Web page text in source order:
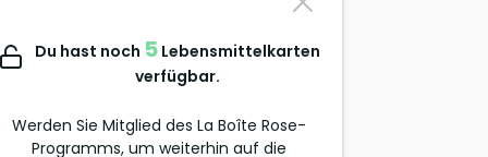
Kontaktiere uns
support@alimentation-
Du hast noch 5Lebensmittelkarten
verfügbar.
Werden Sie Mitglied des La Boîte Rose-
Programms, um weiterhin auf die